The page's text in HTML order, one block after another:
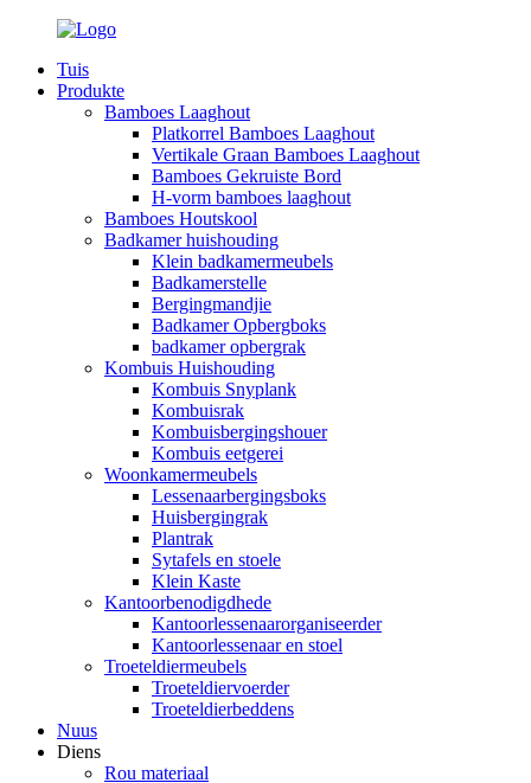
Tuis
Produkte
Bamboes Laaghout
Platkorrel Bamboes Laaghout
Vertikale Graan Bamboes Laaghout
Bamboes Gekruiste Bord
H-vorm bamboes laaghout
Bamboes Houtskool
Badkamer huishouding
Klein badkamermeubels
Badkamerstelle
Bergingmandjie
Badkamer Opbergboks
badkamer opbergrak
Kombuis Huishouding
Kombuis Snyplank
Kombuisrak
Kombuisbergingshouer
Kombuis eetgerei
Woonkamermeubels
Lessenaarbergingsboks
Huisbergingrak
Plantrak
Sytafels en stoele
Klein Kaste
Kantoorbenodigdhede
Kantoorlessenaarorganiseerder
Kantoorlessenaar en stoel
Troeteldiermeubels
Troeteldiervoerder
Troeteldierbeddens
Nuus
Diens
Rou materiaal